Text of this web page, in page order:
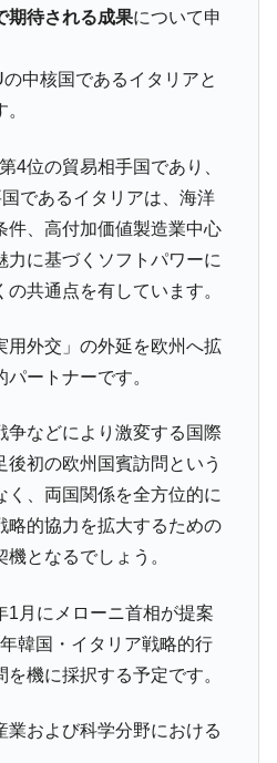
期待される成果について申
中核国であるイタリアと
4位の貿易相手国であり、
であるイタリアは、海洋
件、高付加価値製造業中心
力に基づくソフトパワーに
共通点を有しています。
用外交」の外延を欧州へ拡
ートナーです。
争などにより激変する国際
初の欧州国賓訪問という
く、両国関係を全方位的に
略的協力を拡大するための
となるでしょう。
1月にメローニ首相が提案
韓国・イタリア戦略的行
機に採択する予定です。
業および科学分野における